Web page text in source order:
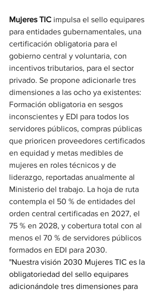
Mujeres TIC impulsa el sello equipares
para entidades gubernamentales, una
certificación obligatoria para el
gobierno central y voluntaria, con
incentivos tributarios, para el sector
privado. Se propone adicionarle tres
dimensiones a las ocho ya existentes:
Formación obligatoria en sesgos
inconscientes y EDI para todos los
servidores públicos, compras públicas
que prioricen proveedores certificados
en equidad y metas medibles de
mujeres en roles técnicos y de
liderazgo, reportadas anualmente al
Ministerio del trabajo. La hoja de ruta
contempla el 50 % de entidades del
orden central certificadas en 2027, el
75 % en 2028, y cobertura total con al
menos el 70 % de servidores públicos
formados en EDI para 2030.
"Nuestra visión 2030 Mujeres TIC es la
obligatoriedad del sello equipares
adicionándole tres dimensiones para